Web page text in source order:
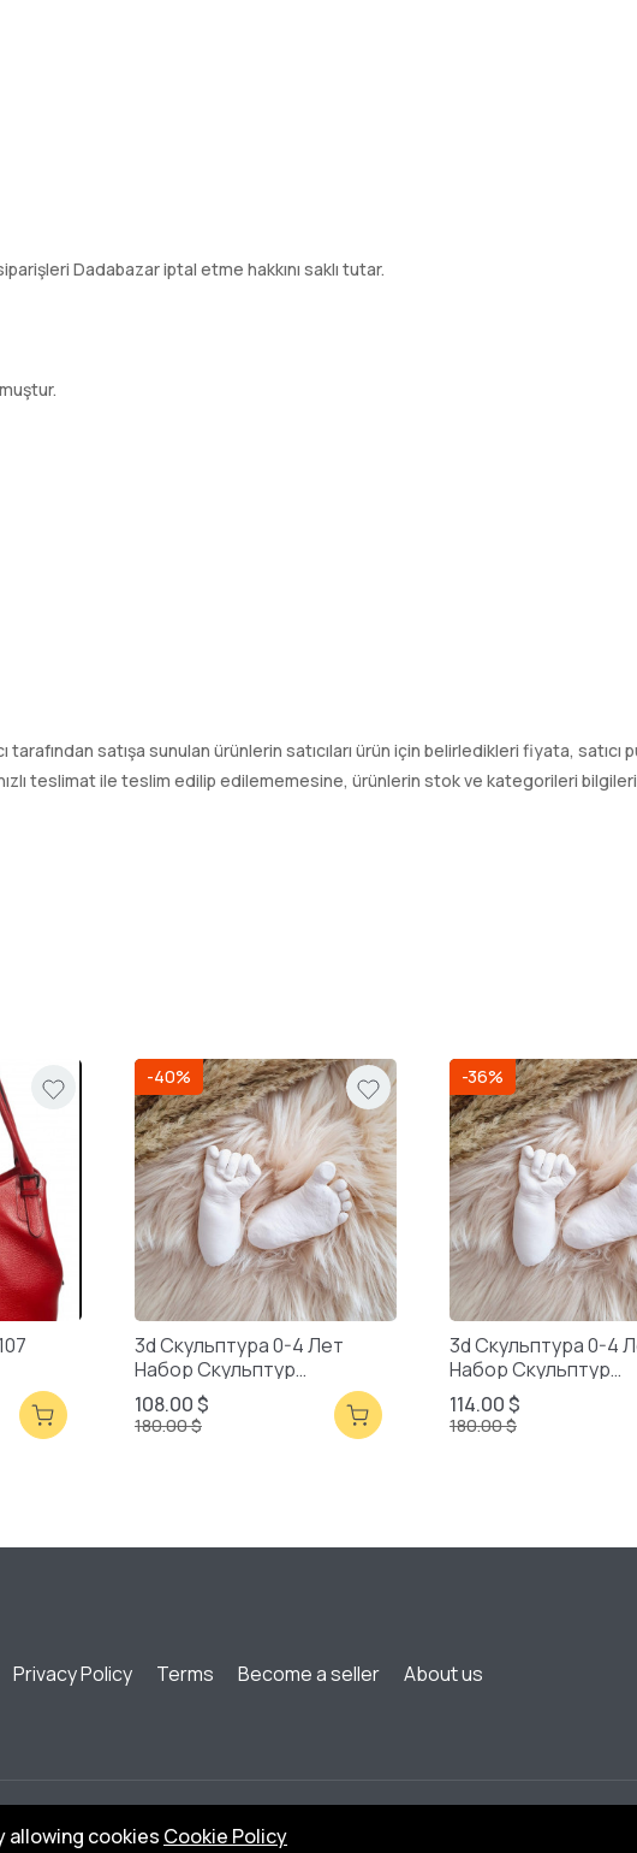
Dadabazar iptal etme hakkını saklı tutar.
tarafından satışa sunulan ürünlerin satıcıları ürün için belirledikleri fiyata,
teslimat ile teslim edilip edilememesine, ürünlerin stok ve kategorileri
-40%
3d Скульптура 0-4 Лет
Набор Скульптур
Смешанная Упаковка
108.00 $
180.00 $
-36%
3d Скульптура 0-4
Набор Скульптур
Смешанная Упаковка
114.00 $
180.00 $
Privacy Policy Terms Become a seller About us
allowing cookies Cookie Policy